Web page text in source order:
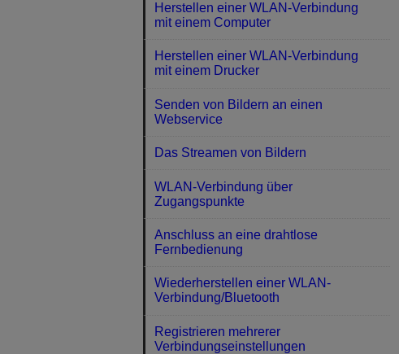
Herstellen einer WLAN-Verbindung
mit einem Computer
Herstellen einer WLAN-Verbindung
mit einem Drucker
Senden von Bildern an einen
Webservice
Das Streamen von Bildern
WLAN-Verbindung über
Zugangspunkte
Anschluss an eine drahtlose
Fernbedienung
Wiederherstellen einer WLAN-
Verbindung/Bluetooth
Registrieren mehrerer
Verbindungseinstellungen